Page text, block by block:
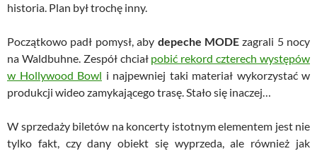
historia. Plan był trochę inny.
Początkowo padł pomysł, aby depeche MODEzagrali 5 nocy
na Waldbuhne. Zespół chciał pobić rekord czterech występów
w Hollywood Bowl i najpewniej taki materiał wykorzystać w
produkcji wideo zamykającego trasę. Stało się inaczej…
W sprzedaży biletów na koncerty istotnym elementem jest nie
tylko fakt, czy dany obiekt się wyprzeda, ale również jak